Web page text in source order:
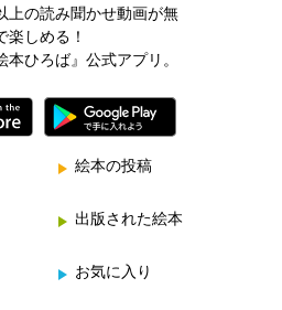
上の読み聞かせ動画が無
楽しめる！
本ひろば』公式アプリ。
絵本の投稿
出版された絵本
お気に入り